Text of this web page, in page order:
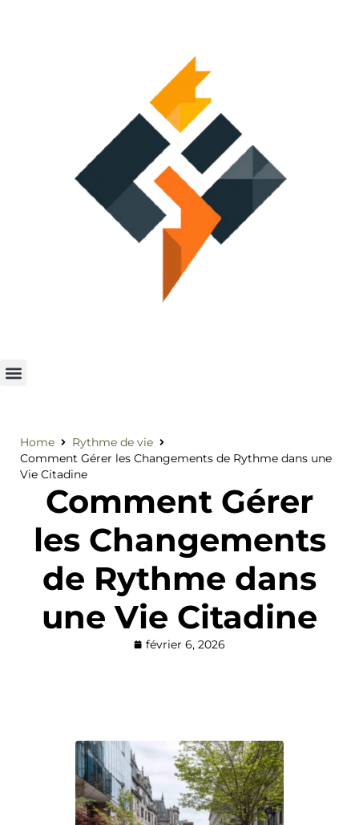
Home
Rythme de vie
Comment Gérer les Changements de Rythme dans une
Vie Citadine
Comment Gérer
les Changements
de Rythme dans
une Vie Citadine
février 6, 2026